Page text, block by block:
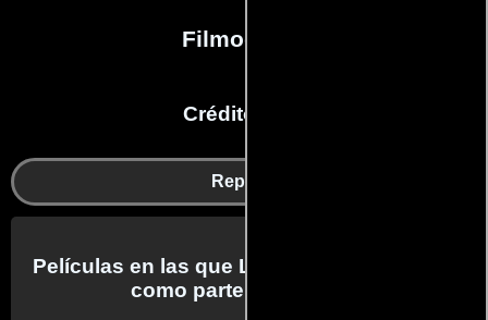
Filmografía
Créditos en:
Reparto
Películas en las que Liam Edwards trabajo
como parte del reparto